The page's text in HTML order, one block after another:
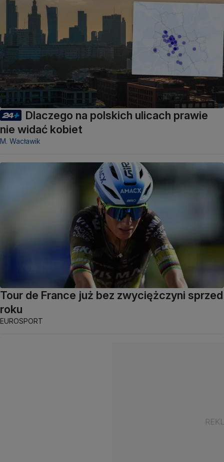
Dlaczego na polskich ulicach prawie
nie widać kobiet
M. Wacławik
Tour de France już bez zwyciężczyni sprzed
roku
EUROSPORT